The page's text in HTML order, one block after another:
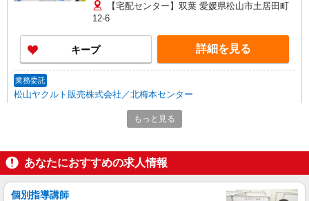
か月 ［1］扶養内の場合 10.2万/月 ［2］扶養外
修期間を除く） ※研修期間中は日当支払いあり 収
入保障期間：4か月
【宅配センター】双葉 愛媛県松山市土居田町
12-6
キープ 詳細を見る
業務委託
松山ヤクルト販売株式会社／北梅本センター
ヤクルトスタッフ
報酬／完全出来高制 月収10,8000円〜/月収
仕方が出来るのが魅力です！ ※収入補償／基本4
か月 ［1］扶養内の場合 10.2万/月 ［2］扶養外
の場合12万/月 ※2023年平均収入17.0万円/月（研
修期間を除く） ※研修期間中は日当支払いあり 収
【宅配センター】北梅本 愛媛県松山市北梅本
町甲599-20
もっと見る
あなたにおすすめの求人情報
個別指導講師